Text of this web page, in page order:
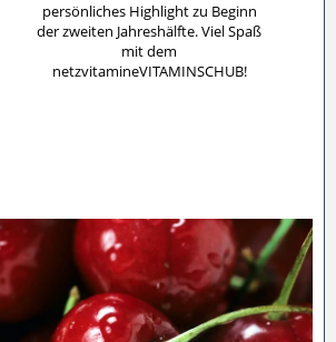
persönliches Highlight zu Beginn
der zweiten Jahreshälfte. Viel Spaß
mit dem
netzvitamineVITAMINSCHUB!